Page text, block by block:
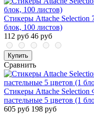
Стикеры Attache Selection
блок, 100 листов)
112 руб 46 руб
Купить
Сравнить
Стикеры Attache
пастельные 5 цветов (1
605 руб 198 руб